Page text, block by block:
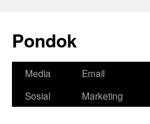
Pondok
Langsung
Media
Sosial
Email
Marketing